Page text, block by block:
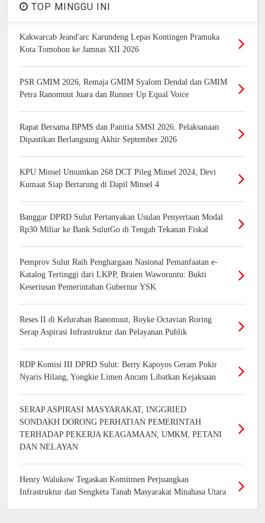
TOP MINGGU INI
Kakwarcab Jeand'arc Karundeng Lepas Kontingen Pramuka
Kota Tomohon ke Jamnas XII 2026
PSR GMIM 2026, Remaja GMIM Syalom Dendal dan GMIM
Petra Ranomuut Juara dan Runner Up Equal Voice
Rapat Bersama BPMS dan Panitia SMSI 2026. Pelaksanaan
Dipastikan Berlangsung Akhir September 2026
KPU Minsel Umumkan 268 DCT Pileg Minsel 2024, Devi
Kumaat Siap Bertarung di Dapil Minsel 4
Banggar DPRD Sulut Pertanyakan Usulan Penyertaan Modal
Rp30 Miliar ke Bank SulutGo di Tengah Tekanan Fiskal
Pemprov Sulut Raih Penghargaan Nasional Pemanfaatan e-
Katalog Tertinggi dari LKPP, Braien Waworuntu: Bukti
Keseriusan Pemerintahan Gubernur YSK
Reses II di Kelurahan Ranomuut, Royke Octavian Roring
Serap Aspirasi Infrastruktur dan Pelayanan Publik
RDP Komisi III DPRD Sulut: Berty Kapoyos Geram Pokir
Nyaris Hilang, Yongkie Limen Ancam Libatkan Kejaksaan
SERAP ASPIRASI MASYARAKAT, INGGRIED
SONDAKH DORONG PERHATIAN PEMERINTAH
TERHADAP PEKERJA KEAGAMAAN, UMKM, PETANI
DAN NELAYAN
Henry Walukow Tegaskan Komitmen Perjuangkan
Infrastruktur dan Sengketa Tanah Masyarakat Minahasa Utara